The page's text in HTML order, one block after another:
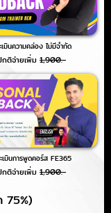
เมินความคล่อง ไม่มีจำกัด
ติจ่ายเพิ่ม 1,900.-
เมินการพูดคอร์ส FE365
ติจ่ายเพิ่ม 1,900.-